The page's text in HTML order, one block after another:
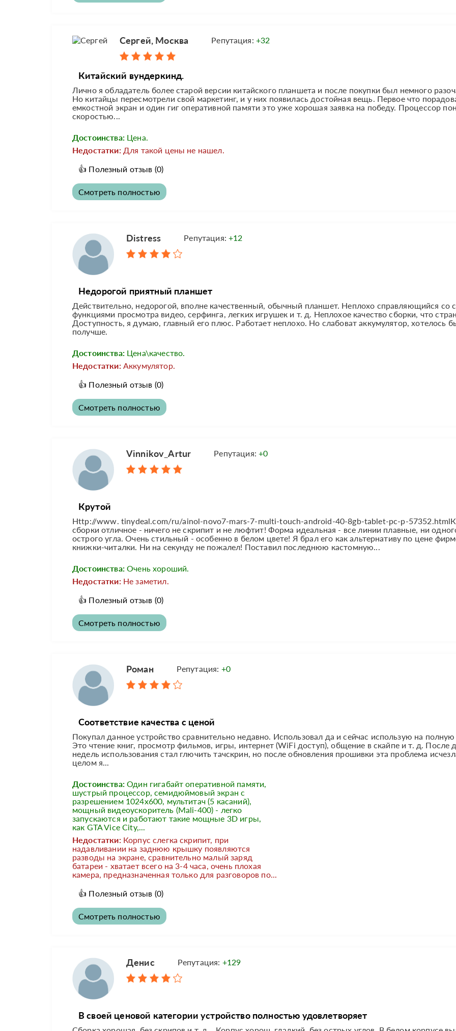
Сергей, Москва Репутация: +32
Китайский вундеркинд.
Лично я обладатель более старой версии китайского планшета и после покупки был немного
Но китайцы пересмотрели свой маркетинг, и у них появилась достойная вещь. Первое что
емкостной экран и один гиг оперативной памяти это уже хорошая заявка на победу. Процессор
скоростью...
Достоинства: Цена.
Недостатки: Для такой цены не нашел.
👍 Полезный отзыв (0)
Смотреть полностью
Distress Репутация:+12
Недорогой приятный планшет
Действительно, недорогой, вполне качественный, обычный планшет. Неплохо справляющийся со
функциями просмотра видео, серфинга, легких игрушек и т. д. Неплохое качество сборки, что
Доступность, я думаю, главный его плюс. Работает неплохо. Но слабоват аккумулятор, хотелось
получше.
Достоинства: Цена\качество.
Недостатки: Аккумулятор.
👍 Полезный отзыв (0)
Смотреть полностью
Vinnikov_Artur Репутация:+0
Крутой
Http://www. tinydeal.com/ru/ainol-novo7-mars-7-multi-touch-android-40-8gb-tablet-pc-p-
сборки отличное - ничего не скрипит и не люфтит! Форма идеальная - все линии плавные, ни
острого угла. Очень стильный - особенно в белом цвете! Я брал его как альтернативу по цене
книжки-читалки. Ни на секунду не пожалел! Поставил последнюю кастомную...
Достоинства: Очень хороший.
Недостатки: Не заметил.
👍 Полезный отзыв (0)
Смотреть полностью
Роман Репутация: +0
Соответствие качества с ценой
Покупал данное устройство сравнительно недавно. Использовал да и сейчас использую на
Это чтение книг, просмотр фильмов, игры, интернет (WiFi доступ), общение в скайпе и т. д. После
недель использования стал глючить тачскрин, но после обновления прошивки эта проблема
целом я...
Достоинства: Один гигабайт оперативной памяти,
шустрый процессор, семидюймовый экран с
разрешением 1024x600, мультитач (5 касаний),
мощный видеоускоритель (Mali-400) - легко
запускаются и работают такие мощные 3D игры,
как GTA Vice City,...
Недостатки: Корпус слегка скрипит, при
надавливании на заднюю крышку появляются
разводы на экране, сравнительно малый заряд
батареи - хватает всего на 3-4 часа, очень плохая
камера, предназначенная только для разговоров по...
👍 Полезный отзыв (0)
Смотреть полностью
Денис Репутация: +129
В своей ценовой категории устройство полностью удовлетворяет